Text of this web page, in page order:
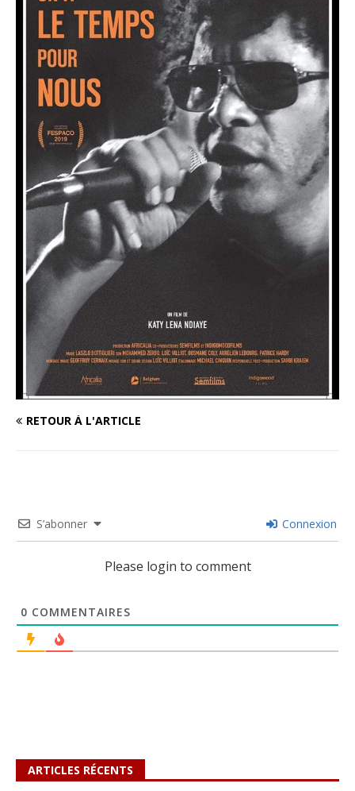
RETOUR À L'ARTICLE
S’abonner Connexion
Please login to comment
0 COMMENTAIRES
ARTICLES RÉCENTS